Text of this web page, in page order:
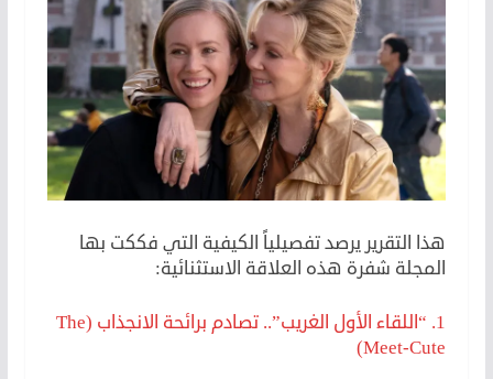
هذا التقرير يرصد تفصيلياً الكيفية التي فككت بها
المجلة شفرة هذه العلاقة الاستثنائية:
1. “اللقاء الأول الغريب”.. تصادم برائحة الانجذاب (The
Meet-Cute)